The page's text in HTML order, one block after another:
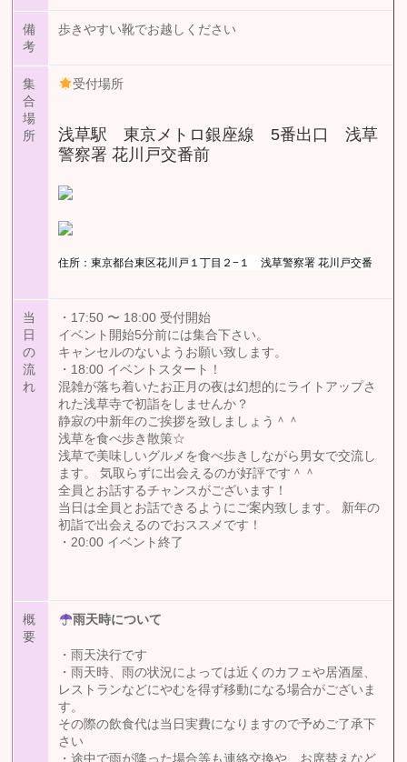
備
考
歩きやすい靴でお越しください
集
合
場
所
受付場所
浅草駅 東京メトロ銀座線 5番出口 浅草
警察署 花川戸交番前
住所：東京都台東区花川戸１丁目２−１ 浅草警察署 花川戸交番
当
日
の
流
れ
・17:50 〜 18:00 受付開始
イベント開始5分前には集合下さい。
キャンセルのないようお願い致します。
・18:00 イベントスタート！
混雑が落ち着いたお正月の夜は幻想的にライトアップさ
れた浅草寺で初詣をしませんか？
静寂の中新年のご挨拶を致しましょう＾＾
浅草を食べ歩き散策☆
浅草で美味しいグルメを食べ歩きしながら男女で交流し
ます。 気取らずに出会えるのが好評です＾＾
全員とお話するチャンスがございます！
当日は全員とお話できるようにご案内致します。 新年の
初詣で出会えるのでおススメです！
・20:00 イベント終了
概
要
雨天時について
・雨天決行です
・雨天時、雨の状況によっては近くのカフェや居酒屋、
レストランなどにやむを得ず移動になる場合がございま
す。
その際の飲食代は当日実費になりますので予めご了承下
さい
・途中で雨が降った場合等も連絡交換や、お席替えなど